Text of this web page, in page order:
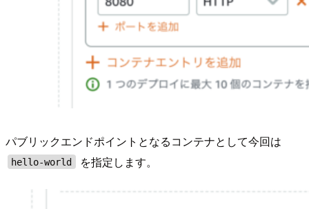
パブリックエンドポイントとなるコンテナとして今回は
hello-world を指定します。